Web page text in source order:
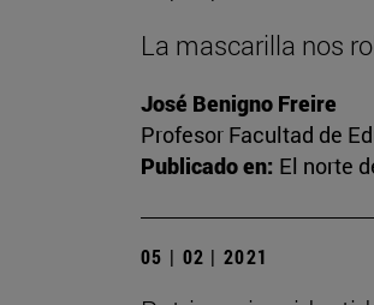
La mascarilla nos
José Benigno Freire
Profesor Facultad de
Publicado en: El norte
05 | 02 | 2021